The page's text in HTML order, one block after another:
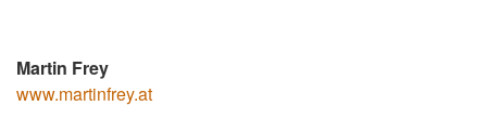
Martin Frey
www.martinfrey.at